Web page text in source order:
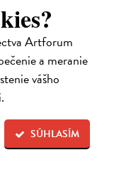
Artforum
a meranie
vášho
SÚHLASÍM
a